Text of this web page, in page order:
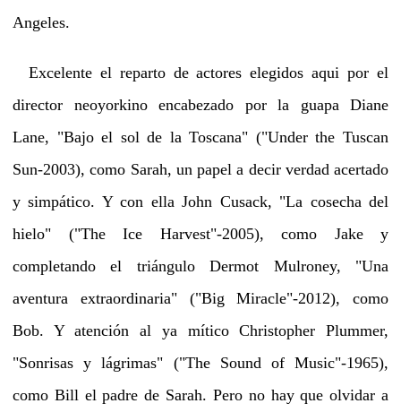
Angeles.
Excelente el reparto de actores elegidos aqui por el
director neoyorkino encabezado por la guapa Diane
Lane, "Bajo el sol de la Toscana" ("Under the Tuscan
Sun-2003), como Sarah, un papel a decir verdad acertado
y simpático. Y con ella John Cusack, "La cosecha del
hielo" ("The Ice Harvest"-2005), como Jake y
completando el triángulo Dermot Mulroney, "Una
aventura extraordinaria" ("Big Miracle"-2012), como
Bob. Y atención al ya mítico Christopher Plummer,
"Sonrisas y lágrimas" ("The Sound of Music"-1965),
como Bill el padre de Sarah. Pero no hay que olvidar a